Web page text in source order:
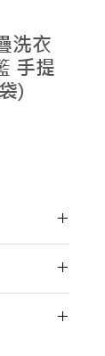
洗衣
手提
)
納